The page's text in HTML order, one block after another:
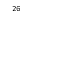
26